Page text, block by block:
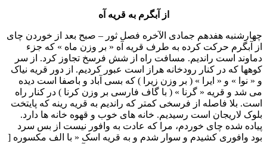
از آبگرم به قريه آه
چهارشنبه هفدهم جمادی الآخره فصل ثور – صبح بعد از خوردن چای
از آبگرم حرکت کرده به طرف قريه آه « بر وزن ماه » که جزء
دماوند است رانديم. مسافت راه از شش فرسخ تجاوز کرد. از سر
کوهها که در کنار رودخانه هراز است عبور کرديم. از دور قريه نياک
و « نوا » و « ايرا » ( بر وزن زيرا ) که بسی آباد و باصفا است ديده
می شد و قريه « گرنا » ( با گاف فارسی بر وزن کرنا ) در کنار راه
است. بلا فاصله از فرسخی کمتر که رانديم به قريه رينه که پايتخت
بلوک لاريجان است رسيديم. خانه های خوب و قهوه خانه ها دارد.
پياده شده چای خوردم، مرا که عادت به وافور نيست از بس سرد
بود وافوری کشيدم و سوار شدم و به قريه اسک « با الف مکسوره [